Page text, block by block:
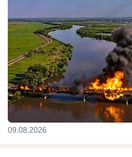
09.08.2026